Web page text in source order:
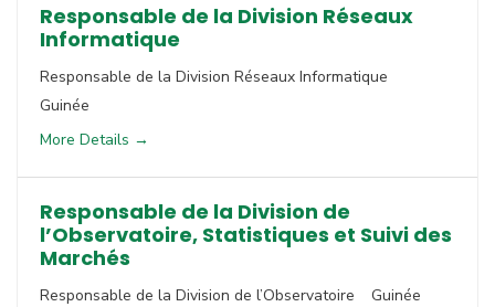
Responsable de la Division Réseaux
Informatique
Responsable de la Division Réseaux Informatique
Guinée
More Details
Responsable de la Division de
l’Observatoire, Statistiques et Suivi des
Marchés
Responsable de la Division de l’Observatoire
Guinée